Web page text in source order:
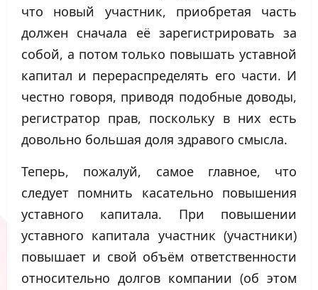
что новый участник, приобретая часть
должен сначала её зарегистрировать за
собой, а потом только повышать уставной
капитал и перераспределять его части. И
честно говоря, приводя подобные доводы,
регистратор прав, поскольку в них есть
довольно большая доля здравого смысла.
Теперь, пожалуй, самое главное, что
следует помнить касательно повышения
уставного капитала. При повышении
уставного капитала участник (участники)
повышает и свой объём ответственности
относительно долгов компании (об этом